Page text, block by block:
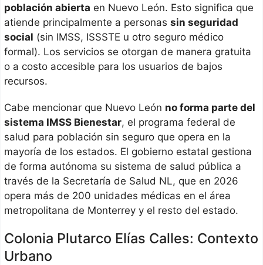
población abierta en Nuevo León. Esto significa que
atiende principalmente a personas sin seguridad
social (sin IMSS, ISSSTE u otro seguro médico
formal). Los servicios se otorgan de manera gratuita
o a costo accesible para los usuarios de bajos
recursos.
Cabe mencionar que Nuevo León no forma parte del
sistema IMSS Bienestar, el programa federal de
salud para población sin seguro que opera en la
mayoría de los estados. El gobierno estatal gestiona
de forma autónoma su sistema de salud pública a
través de la Secretaría de Salud NL, que en 2026
opera más de 200 unidades médicas en el área
metropolitana de Monterrey y el resto del estado.
Colonia Plutarco Elías Calles: Contexto
Urbano